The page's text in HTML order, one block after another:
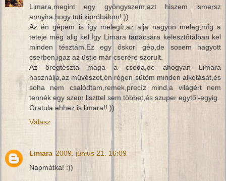
Limara,megint egy gyöngyszem,azt hiszem ismersz
annyira,hogy tuti kipróbálom!:))
Az én gépem is így melegít,az alja nagyon meleg,míg a
teteje még alig kel.Így Limara tanácsára kelesztőtálban kel
minden tésztám.Ez egy őskori gép,de sosem hagyott
cserben,igaz az üstje már cserére szorult.
Az öregtészta maga a csoda,de ahogyan Limara
használja,az művészet,én régen sütöm minden alkotását,és
soha nem csalódtam,remek,precíz mind,a világért nem
tennék egy szem liszttel sem többet,és szuper egytől-egyig.
Gratula ehhez is limara!!:))
Válasz
Limara 2009. június 21. 16:09
Napmátka! :))